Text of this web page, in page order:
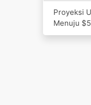
Proyeksi
Menuju